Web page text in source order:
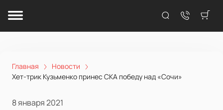
Главная
Новости
Хет-трик Кузьменко принес СКА победу над «Сочи»
8 января 2021